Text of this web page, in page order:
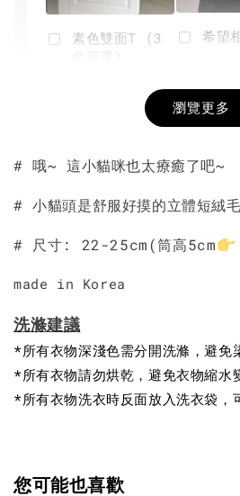
素色雙面T (3
+
希望
NT$ 190
瀏覽更多
# 哦~ 這小貓咪也太療癒了吧~
# 小貓頭是舒服好摸的立體短絨
# 尺寸: 22-25cm(筒高5cm
made in Korea
洗滌建議
*所有衣物深淺色需分開洗滌，避免
*所有衣物請勿烘乾，避免衣物縮水
*所有衣物洗衣時反面放入洗衣袋，
您可能也喜歡